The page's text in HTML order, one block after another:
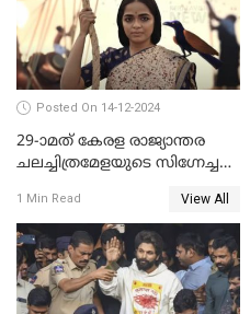
Posted On 14-12-2024
29-ാമത് കേരള രാജ്യാന്തര
ചലച്ചിത്രമേളയുടെ സിഗ്നേച്ചർ
1 Min Read View All